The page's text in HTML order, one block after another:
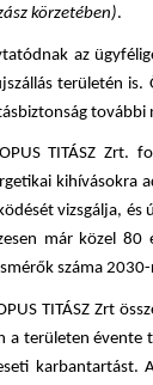
körzetében).
az
területén
további
TITÁSZ Zrt.
kihívásokra
vizsgálja, és
már közel 80
száma
TITÁSZ Zrt
a területen évente
karbantartást.